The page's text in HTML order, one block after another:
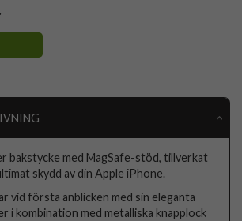
bakstycke med MagSafe-stöd, tillverkat
skydd av din Apple iPhone.
vid första anblicken med sin eleganta
i kombination med metalliska knapplock